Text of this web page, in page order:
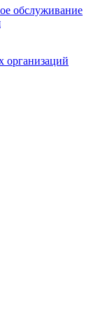
обслуживание
организаций